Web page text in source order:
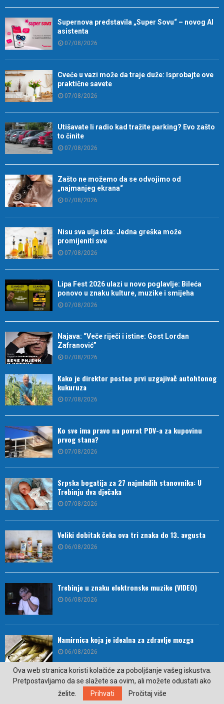
Supernova predstavila „Super Sovu“ – novog AI
asistenta
07/08/2026
Cveće u vazi može da traje duže: Isprobajte ove
praktične savete
07/08/2026
Utišavate li radio kad tražite parking? Evo zašto
to činite
07/08/2026
Zašto ne možemo da se odvojimo od
„najmanjeg ekrana“
07/08/2026
Nisu sva ulja ista: Jedna greška može
promijeniti sve
07/08/2026
Lipa Fest 2026 ulazi u novo poglavlje: Bileća
ponovo u znaku kulture, muzike i smijeha
07/08/2026
Najava: “Veče riječi i istine: Gost Lordan
Zafranović”
07/08/2026
Kako je direktor postao prvi uzgajivač autohtonog
kukuruza
07/08/2026
Ko sve ima pravo na povrat PDV-a za kupovinu
prvog stana?
07/08/2026
Srpska bogatija za 27 najmlađih stanovnika: U
Trebinju dva dječaka
07/08/2026
Veliki dobitak čeka ova tri znaka do 13. avgusta
06/08/2026
Trebinje u znaku elektronske muzike (VIDEO)
06/08/2026
Namirnica koja je idealna za zdravlje mozga
06/08/2026
Bingo Group i ove godine otvara vrata VIP događaja
građanima: Osvojite ulaznice za koncert Petra
Ova web stranica koristi kolačiće za poboljšanje vašeg iskustva.
Pretpostavljamo da se slažete sa ovim, ali možete odustati ako
želite.
Prihvati Pročitaj više